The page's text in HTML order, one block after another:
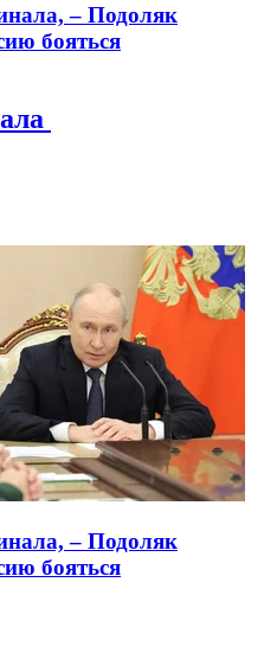
– Подоляк
бояться
– Подоляк
бояться